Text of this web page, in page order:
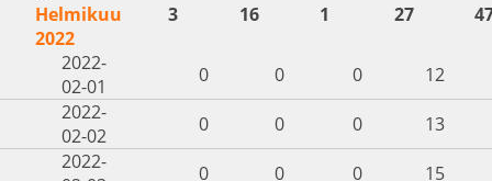
Helmikuu
2022
3 16 1 27
2022-
02-01
0 0 0
12
2022-
02-02
0 0 0
13
2022-
0 0 0
15